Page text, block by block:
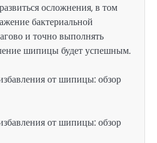
осложнения, в том
бактериальной
и точно выполнять
шипицы будет успешным.